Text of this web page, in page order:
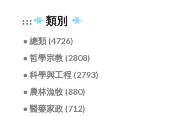
::: 類別
● 總類 (4726)
● 哲學宗教 (2808)
● 科學與工程 (2793)
● 農林漁牧 (880)
● 醫藥家政 (712)